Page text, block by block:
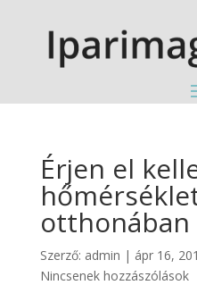
Érjen el
otthonában
Szerző: admin | ápr 16,
Nincsenek hozzászólások